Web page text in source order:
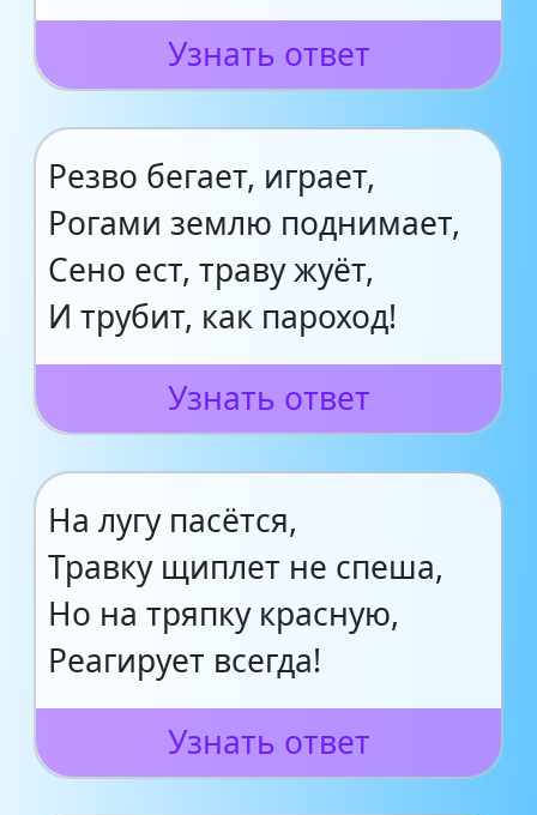
Узнать ответ
Резво бегает, играет,
Рогами землю поднимает,
Сено ест, траву жуёт,
И трубит, как пароход!
Узнать ответ
На лугу пасётся,
Травку щиплет не спеша,
Но на тряпку красную,
Реагирует всегда!
Узнать ответ